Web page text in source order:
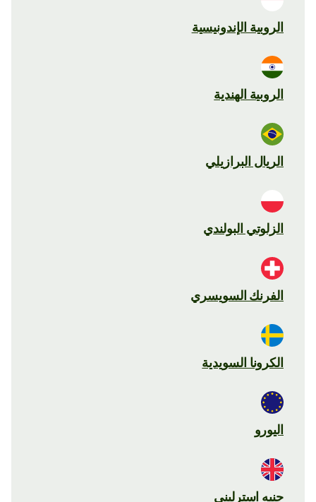
الروبية الإندونيسية
الروبية الهندية
الريال البرازيلي
الزلوتي البولندي
الفرنك السويسري
الكرونا السويدية
اليورو
جنيه استرليني